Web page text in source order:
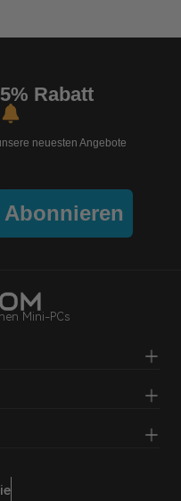
Rabatt
neuesten Angebote
Abonnieren
Mini-PCs